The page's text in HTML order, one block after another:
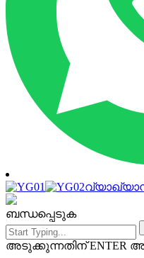
ബന്ധപ്പെടുക
അടുക്കുന്നതിന് ENTER